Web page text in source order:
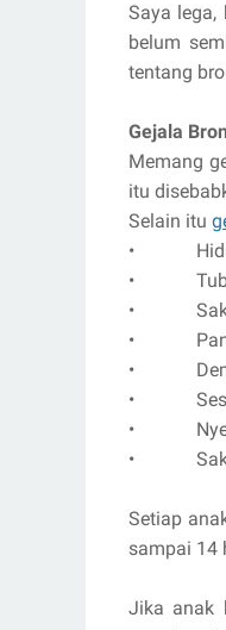
Saya lega,
belum
tentang
Gejala
Memang
itu
Selain itu
• Hidung
• Tubuh
• Sakit
•
•
•
• Nyeri
• Sakit
Setiap
sampai 14
Jika anak